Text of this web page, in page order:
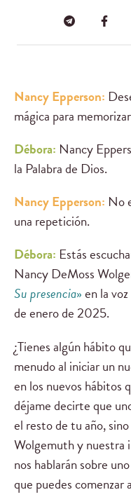
Nancy Epperson:
mágica para
Débora: Nancy
la Palabra de Dios.
Nancy Epperson: No
una repetición.
Débora: Estás
Nancy DeMoss
Su presencia»en la
de enero de 2025.
¿Tienes algún hábito
menudo al iniciar un
en los nuevos hábitos
déjame decirte que
el resto de tu año,
Wolgemuth y nuestra
nos hablarán sobre
que puedes comenzar